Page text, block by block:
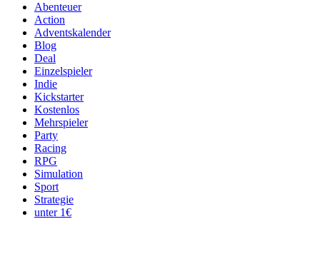
Abenteuer
Action
Adventskalender
Blog
Deal
Einzelspieler
Indie
Kickstarter
Kostenlos
Mehrspieler
Party
Racing
RPG
Simulation
Sport
Strategie
unter 1€